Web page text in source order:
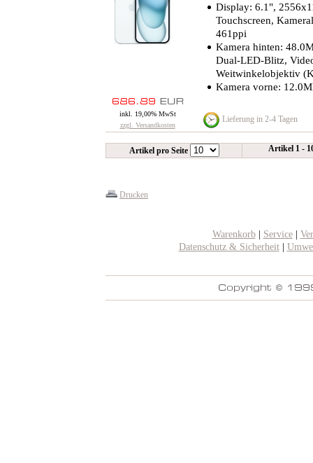
Display: 6.1",
Touchscreen,
461ppi
Kamera hinten:
Dual-LED-Blitz,
Weitwinkelobjektiv
Kamera vorne:
inkl. 19,00% MwSt
zzgl. Versandkosten
Lieferung in 2-4 Tagen
Artikel pro Seite Artikel 1 -
Drucken
Warenkorb| Service|
Datenschutz & Sicherheit|